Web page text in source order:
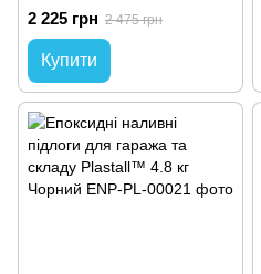
2 225 грн 2 475 грн
Купити